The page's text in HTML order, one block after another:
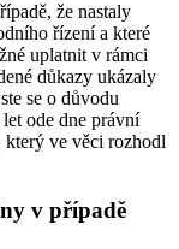
že nastaly
řízení a které
uplatnit v rámci
důkazy ukázaly
se o důvodu
ode dne právní
který ve věci rozhodl
v případě